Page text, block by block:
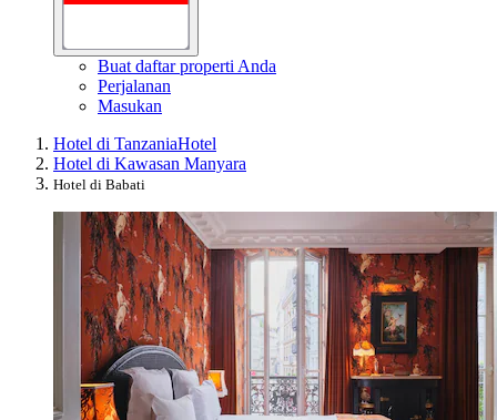
Buat daftar properti Anda
Perjalanan
Masukan
Hotel di TanzaniaHotel
Hotel di Kawasan Manyara
Hotel di Babati